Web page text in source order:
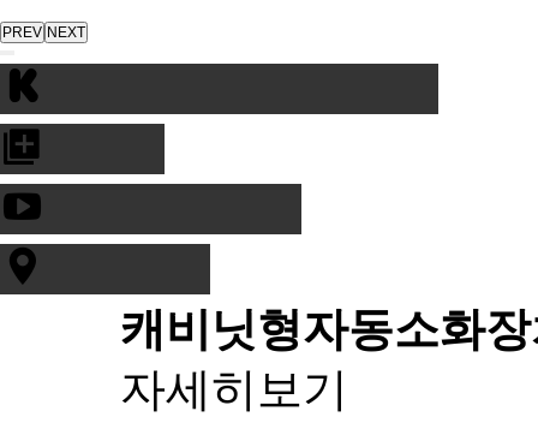
PREV NEXT
캐비닛형자동소화
자세히보기